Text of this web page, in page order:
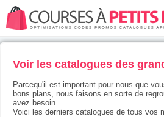
Voir les catalogues des
Parcequ'il est important pour nous que
bons plans, nous faisons en sorte de
avez besoin.
Voici les derniers catalogues de tous vos